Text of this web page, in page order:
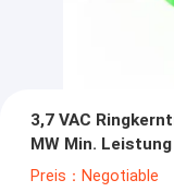
3,7 VAC
MW Min. Leistung
Preis：Negotiable